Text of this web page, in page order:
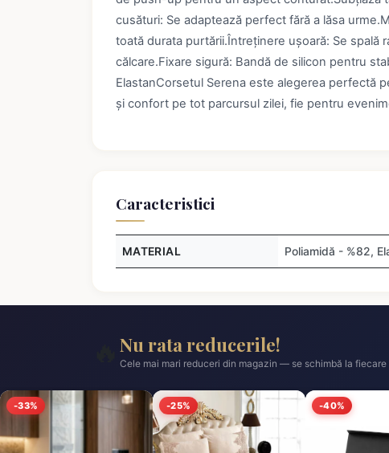
cusături: Se adaptează perfect fără a lăsa
toată durata purtării.Întreținere ușoară: Se spală
călcare.Fixare sigură: Bandă de silicon pentru
ElastanCorsetul Serena este alegerea perfectă
și confort pe tot parcursul zilei, fie pentru
Caracteristici
MATERIAL Poliamidă - %82,
Nu rata reducerile!
Cele mai mari reduceri din magazin — se schimbă la
-33% -25% -40%